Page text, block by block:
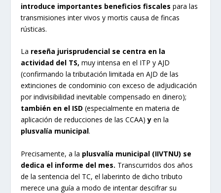
introduce importantes beneficios fiscales para las
transmisiones inter vivos y mortis causa de fincas
rústicas.
La reseña jurisprudencial se centra en la
actividad del TS, muy intensa en el ITP y AJD
(confirmando la tributación limitada en AJD de las
extinciones de condominio con exceso de adjudicación
por indivisibilidad inevitable compensado en dinero);
también en el ISD (especialmente en materia de
aplicación de reducciones de las CCAA)y en la
plusvalía municipal.
Precisamente, a la plusvalía municipal (IIVTNU) se
dedica el informe del mes. Transcurridos dos años
de la sentencia del TC, el laberinto de dicho tributo
merece una guía a modo de intentar descifrar su